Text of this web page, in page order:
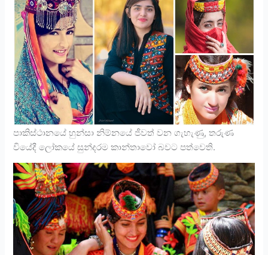
පාකිස්ථානයේ හුන්සා නිම්නයේ ජීවත් වන ගැහැණු, තරුණ
වියේදී ලෝකයේ සුන්දරම කාන්තාවෝ බවට පත්වෙති.